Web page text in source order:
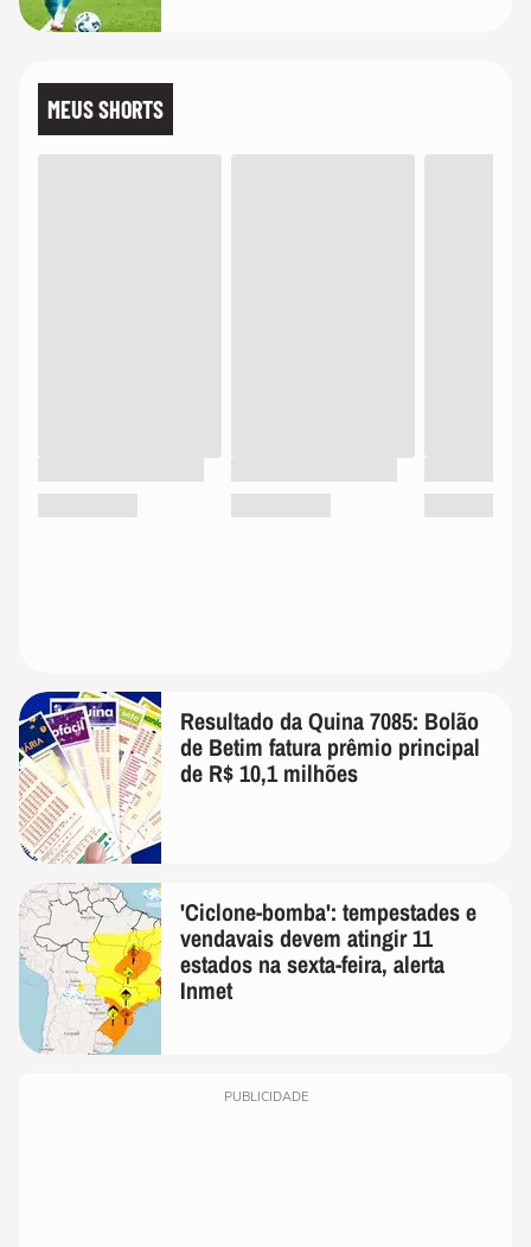
MEUS SHORTS
Resultado da Quina 7085: Bolão
de Betim fatura prêmio principal
de R$ 10,1 milhões
'Ciclone-bomba': tempestades e
vendavais devem atingir 11
estados na sexta-feira, alerta
Inmet
PUBLICIDADE